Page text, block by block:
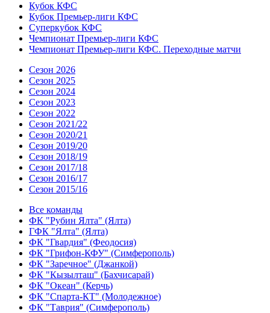
Кубок КФС
Кубок Премьер-лиги КФС
Суперкубок КФС
Чемпионат Премьер-лиги КФС
Чемпионат Премьер-лиги КФС. Переходные матчи
Сезон 2026
Сезон 2025
Сезон 2024
Сезон 2023
Сезон 2022
Сезон 2021/22
Сезон 2020/21
Сезон 2019/20
Сезон 2018/19
Сезон 2017/18
Сезон 2016/17
Сезон 2015/16
Все команды
ФК "Рубин Ялта" (Ялта)
ГФК "Ялта" (Ялта)
ФК "Гвардия" (Феодосия)
ФК "Грифон-КФУ" (Симферополь)
ФК "Заречное" (Джанкой)
ФК "Кызылташ" (Бахчисарай)
ФК "Океан" (Керчь)
ФК "Спарта-КТ" (Молодежное)
ФК "Таврия" (Симферополь)